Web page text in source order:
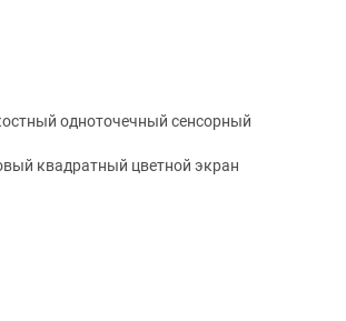
одноточечный сенсорный
квадратный цветной экран